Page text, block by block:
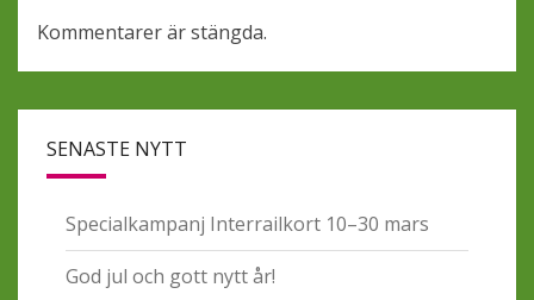
Kommentarer är stängda.
SENASTE NYTT
Specialkampanj Interrailkort 10–30 mars
God jul och gott nytt år!